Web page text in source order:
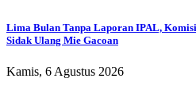
Lima Bulan Tanpa Laporan IPAL,
Sidak Ulang Mie Gacoan
Kamis, 6 Agustus 2026